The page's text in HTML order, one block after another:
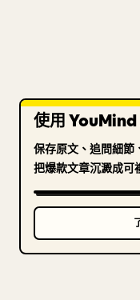
使用
保存原文、追問細節
把爆款文章沉澱成可